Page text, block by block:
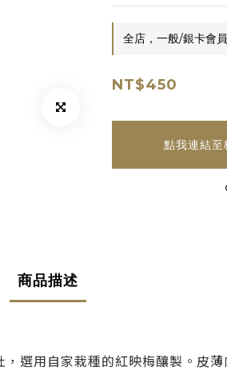
全店，一般/銀卡會
NT$450
點我連結
商品描述
選用自家栽種的紅映梅釀製。皮